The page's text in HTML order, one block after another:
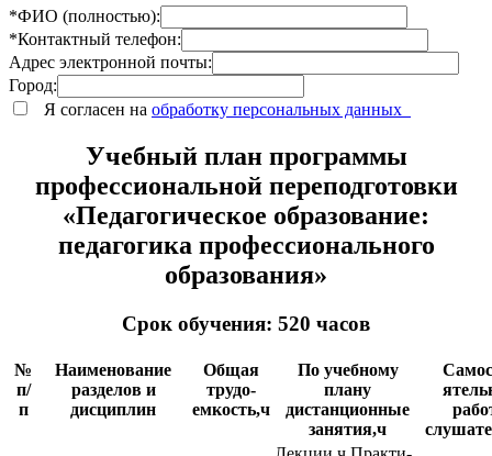
*ФИО (полностью):
*Контактный телефон:
Адрес электронной почты:
Город:
Я согласен на обработку персональных данных
Учебный план программы
профессиональной переподготовки
«Педагогическое образование:
педагогика профессионального
образования»
Срок обучения: 520 часов
№
п/
п
Наименование
разделов и
дисциплин
Общая
трудо-
емкость,ч
По учебному
плану
дистанционные
занятия,ч